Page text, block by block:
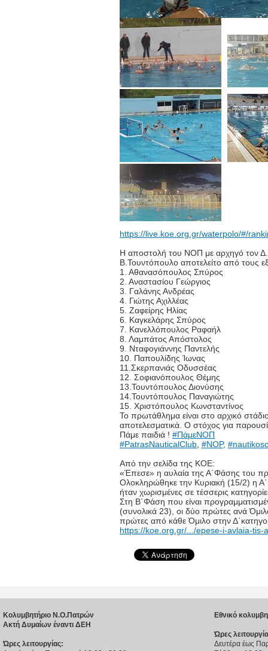
https://live.koe.org.gr/waterpolo/#/
Η αποστολή του ΝΟΠ με αρχηγό τον
Β.Τουντόπουλο αποτελείτο από τους
1. Αθανασόπουλος Σπύρος
2. Αναστασίου Γεώργιος
3. Γαλάνης Ανδρέας
4. Γιώτης Αχιλλέας
5. Ζαφείρης Ηλίας
6. Καγκελάρης Σπύρος
7. Κανελλόπουλος Ραφαήλ
8. Λαμπάτος Απόστολος
9. Νταφογιάννης Παντελής
10. Παπουλίδης Ίωνας
11.Σκερπανιάς Οδυσσέας
12. Σοφιανόπουλος Θέμης
13.Τουντόπουλος Διονύσης
14.Τουντόπουλος Παναγιώτης
15. Χριστόπουλος Κωνσταντίνος
Το πρωτάθλημα είναι στο αρχικό
αποτελεσματικά. Ο στόχος για
Πάμε παιδιά ! #ΠάμεΝΟΠ
#PatrasNauticalClub #NOP,
Από την σελίδα της ΚΟΕ:
«Έπεσε» η αυλαία της Α΄Φάσης του
Ολοκληρώθηκε την Κυριακή (15/2) η
ήταν χωρισμένες σε τέσσερις
Στη Β΄Φάση που είναι
(συνολικά 23), οι δύο πρώτες ανά
πρώτες από κάθε Όμιλο στην
https://koe.org.gr/.../epese-i-avlaia-tis-
Κολυμβητήριο Ν.Ο.Πατρών
Ακτή Δυμαίων έναντι ΔΕΗ
Ώρες λειτουργίας:
Εθνικό
Ώρες
Δευτέρα έως